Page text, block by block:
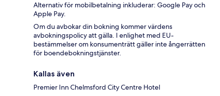
Alternativ för mobilbetalning inkluderar: Google Pay och
Apple Pay.
Om du avbokar din bokning kommer värdens
avbokningspolicy att gälla. I enlighet med EU-
bestämmelser om konsumenträtt gäller inte ångerrätten
för boendebokningstjänster.
Kallas även
Premier Inn Chelmsford City Centre Hotel